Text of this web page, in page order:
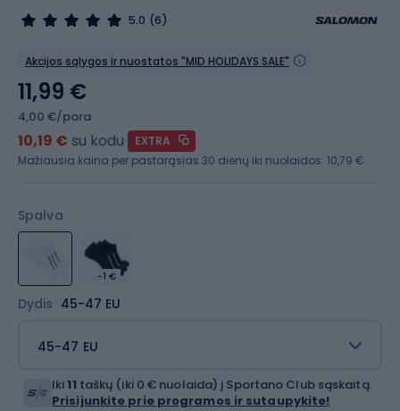
5.0 (6)
Akcijos sąlygos ir nuostatos "MID HOLIDAYS SALE"
Spalva
-1 €
Dydis 45-47 EU
45-47 EU
11,99 €
4,00 €/pora
10,19 € su kodu
EXTRA
Mažiausia kaina per pastarąsias 30 dienų iki nuolaidos: 10,79 €
Iki11 taškų (iki 0 € nuolaida) į Sportano Club sąskaitą.
Prisijunkite prie programos ir sutaupykite!